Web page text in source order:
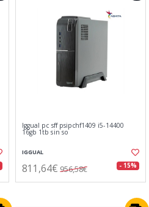
Iggual pc sff psipchf1409 i5-14400
16gb 1tb sin so
IGGUAL
811,64€ 956,58€ - 15%